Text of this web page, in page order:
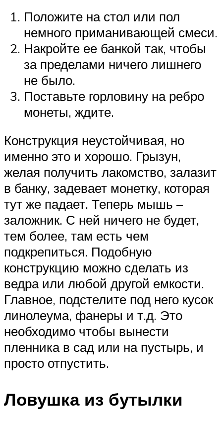
Положите на стол или пол
немного приманивающей смеси.
Накройте ее банкой так, чтобы
за пределами ничего лишнего
не было.
Поставьте горловину на ребро
монеты, ждите.
Конструкция неустойчивая, но
именно это и хорошо. Грызун,
желая получить лакомство, залазит
в банку, задевает монетку, которая
тут же падает. Теперь мышь –
заложник. С ней ничего не будет,
тем более, там есть чем
подкрепиться. Подобную
конструкцию можно сделать из
ведра или любой другой емкости.
Главное, подстелите под него кусок
линолеума, фанеры и т.д. Это
необходимо чтобы вынести
пленника в сад или на пустырь, и
просто отпустить.
Ловушка из бутылки